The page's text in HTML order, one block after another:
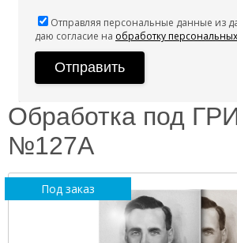
Отправляя персональные данные из
даю согласие на обработку
Обработка под
№127А
Под заказ